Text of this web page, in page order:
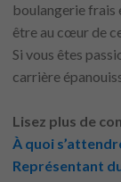
boulangerie frais
être au cœur de
Si vous êtes
carrière
Lisez plus de
À quoi
Représentant